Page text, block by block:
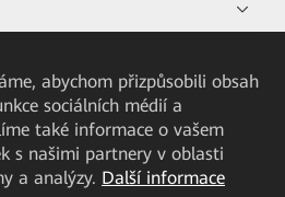
abychom přizpůsobili obsah
sociálních médií a
také informace o vašem
s našimi partnery v oblasti
a analýzy. Další informace